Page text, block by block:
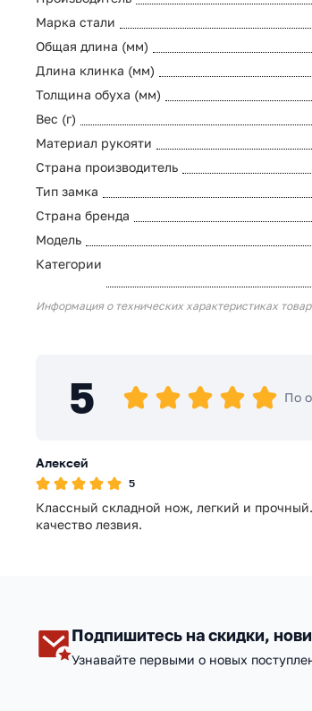
Марка стали
Общая длина (мм)
Длина клинка (мм)
Толщина обуха (мм)
Вес (г)
Материал рукояти
Страна производитель
Тип замка
Страна бренда
Модель
Категории
Информация о технических характеристиках
5 По
Алексей
5
Классный складной нож, легкий и
качество лезвия.
Подпишитесь на скидки,
Узнавайте первыми о новых